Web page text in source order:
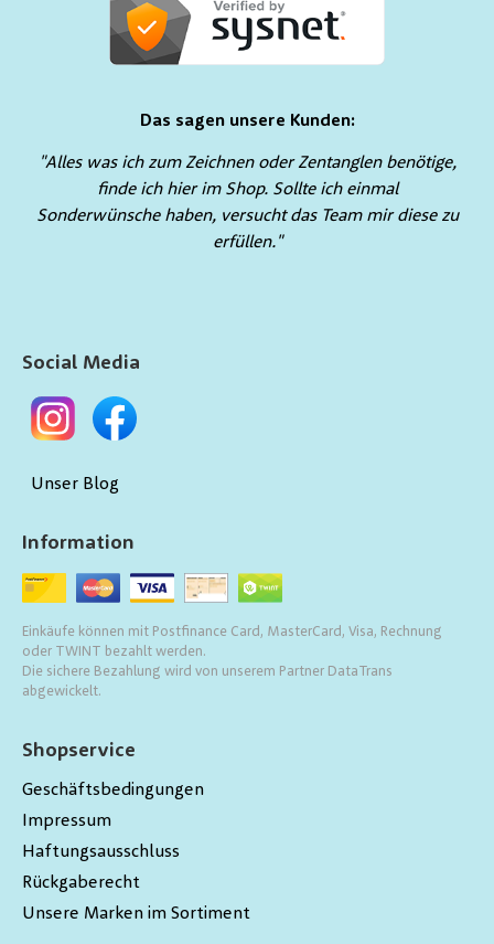
Das sagen unsere Kunden:
"Alles was ich zum Zeichnen oder Zentanglen benötige,
finde ich hier im Shop. Sollte ich einmal
Sonderwünsche haben, versucht das Team mir diese zu
erfüllen."
Shopservice
Geschäftsbedingungen
Impressum
Haftungsausschluss
Rückgaberecht
Unsere Marken im Sortiment
Information
Einkäufe können mit Postfinance Card, MasterCard, Visa, Rechnung
oder TWINT bezahlt werden.
Die sichere Bezahlung wird von unserem Partner DataTrans
abgewickelt.
Social Media
Unser Blog